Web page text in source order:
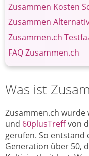
Zusammen Kosten
Zusammen
Zusammen.ch
FAQ Zusammen.ch
Was ist
Zusammen.ch wurde
und 60plusTreffvon
gerufen. So
Generation über 50,